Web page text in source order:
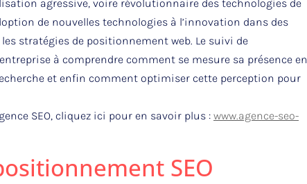
agressive, voire révolutionnaire des technologies de
de nouvelles technologies à l’innovation dans des
stratégies de positionnement web. Le suivi de
à comprendre comment se mesure sa présence en
et enfin comment optimiser cette perception pour
SEO, cliquez ici pour en savoir plus : www.agence-seo-
SEO